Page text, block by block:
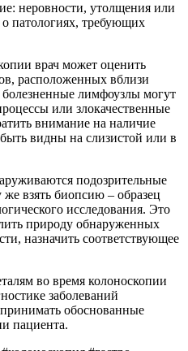
неровности, утолщения или
о патологиях, требующих
врач может оценить
расположенных вблизи
лимфоузлы могут
или злокачественные
внимание на наличие
видны на слизистой или в
подозрительные
же взять биопсию – образец
исследования. Это
природу обнаруженных
назначить соответствующее
во время колоноскопии
заболеваний
обоснованные
пациента.